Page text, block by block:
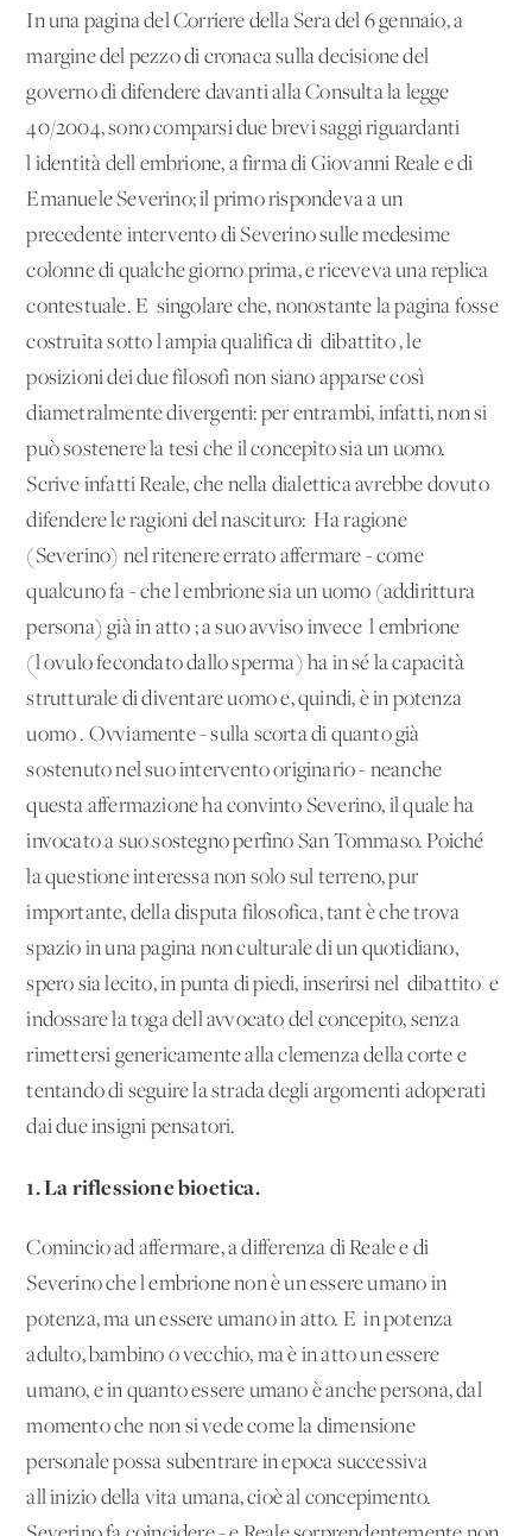
In una pagina del Corriere della Sera del 6 gennaio, a
margine del pezzo di cronaca sulla decisione del
governo di difendere davanti alla Consulta la legge
40/2004, sono comparsi due brevi saggi riguardanti
l'identità dell'embrione, a firma di Giovanni Reale e di
Emanuele Severino; il primo rispondeva a un
precedente intervento di Severino sulle medesime
colonne di qualche giorno prima, e riceveva una replica
contestuale. E' singolare che, nonostante la pagina fosse
costruita sotto l'ampia qualifica di 'dibattito', le
posizioni dei due filosofi non siano apparse così
diametralmente divergenti: per entrambi, infatti, non si
può sostenere la tesi che il concepito sia un uomo.
Scrive infatti Reale, che nella dialettica avrebbe dovuto
difendere le ragioni del nascituro: 'Ha ragione
(Severino) nel ritenere errato affermare - come
qualcuno fa - che l'embrione sia un uomo (addirittura
persona) già in atto'; a suo avviso invece 'l'embrione
(l'ovulo fecondato dallo sperma) ha in sé la capacità
strutturale di diventare uomo e, quindi, è in potenza
uomo'. Ovviamente - sulla scorta di quanto già
sostenuto nel suo intervento originario - neanche
questa affermazione ha convinto Severino, il quale ha
invocato a suo sostegno perfino San Tommaso. Poiché
la questione interessa non solo sul terreno, pur
importante, della disputa filosofica, tant'è che trova
spazio in una pagina non culturale di un quotidiano,
spero sia lecito, in punta di piedi, inserirsi nel 'dibattito' e
indossare la toga dell'avvocato del concepito, senza
rimettersi genericamente alla clemenza della corte e
tentando di seguire la strada degli argomenti adoperati
dai due insigni pensatori.
1. La riflessione bioetica.
Comincio ad affermare, a differenza di Reale e di
Severino che l'embrione non è un essere umano in
potenza, ma un essere umano in atto. E' in potenza
adulto, bambino o vecchio, ma è in atto un essere
umano, e in quanto essere umano è anche persona, dal
momento che non si vede come la dimensione
personale possa subentrare in epoca successiva
all'inizio della vita umana, cioè al concepimento.